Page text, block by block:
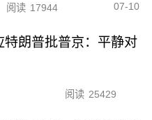
阅读 17944 07-10
特朗普批普京：平静对
阅读 25429